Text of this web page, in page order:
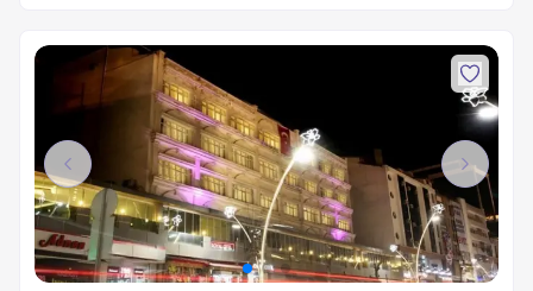
Previous Next